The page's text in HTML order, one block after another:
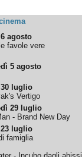
agosto
favole vere
5 agosto
luglio
Vertigo
29 luglio
- Brand New Day
luglio
famiglia